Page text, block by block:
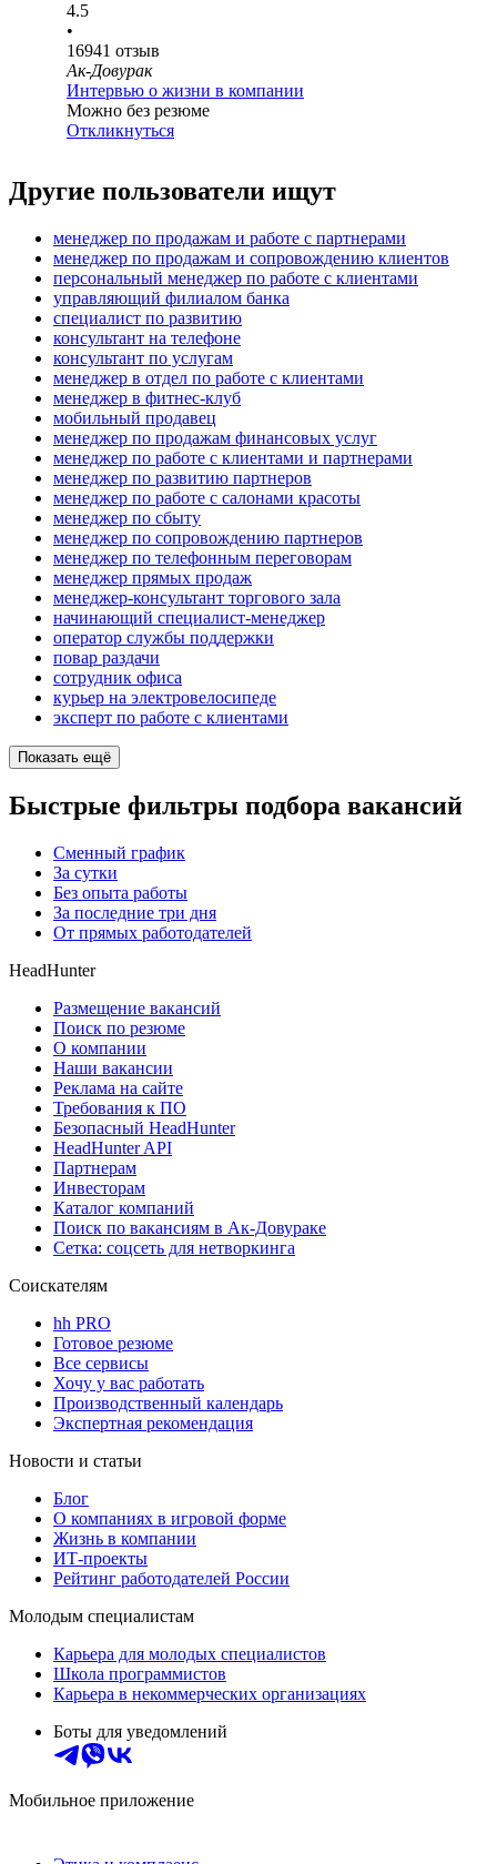
4.5
•
16941 отзыв
Ак-Довурак
Интервью о жизни в компании
Можно без резюме
Откликнуться
Другие пользователи ищут
менеджер по продажам и работе с партнерами
менеджер по продажам и сопровождению клиентов
персональный менеджер по работе с клиентами
управляющий филиалом банка
специалист по развитию
консультант на телефоне
консультант по услугам
менеджер в отдел по работе с клиентами
менеджер в фитнес-клуб
мобильный продавец
менеджер по продажам финансовых услуг
менеджер по работе с клиентами и партнерами
менеджер по развитию партнеров
менеджер по работе с салонами красоты
менеджер по сбыту
менеджер по сопровождению партнеров
менеджер по телефонным переговорам
менеджер прямых продаж
менеджер-консультант торгового зала
начинающий специалист-менеджер
оператор службы поддержки
повар раздачи
сотрудник офиса
курьер на электровелосипеде
эксперт по работе с клиентами
Показать ещё
Быстрые фильтры подбора вакансий
Сменный график
За сутки
Без опыта работы
За последние три дня
От прямых работодателей
HeadHunter
Размещение вакансий
Поиск по резюме
О компании
Наши вакансии
Реклама на сайте
Требования к ПО
Безопасный HeadHunter
HeadHunter API
Партнерам
Инвесторам
Каталог компаний
Поиск по вакансиям в Ак-Довураке
Сетка: соцсеть для нетворкинга
Соискателям
hh PRO
Готовое резюме
Все сервисы
Хочу у вас работать
Производственный календарь
Экспертная рекомендация
Новости и статьи
Блог
О компаниях в игровой форме
Жизнь в компании
ИТ-проекты
Рейтинг работодателей России
Молодым специалистам
Карьера для молодых специалистов
Школа программистов
Карьера в некоммерческих организациях
Боты для уведомлений
Мобильное приложение